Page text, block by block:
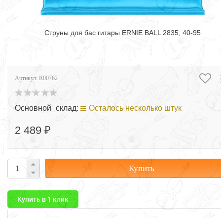
Струны для бас гитары ERNIE BALL 2835, 40-95
Артикул: R00762
Основной_склад: Осталось несколько штук
2 489 ₽
Купить
Купить в 1 клик